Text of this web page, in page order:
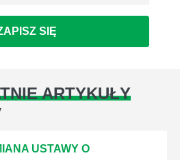
SIĘ
ARTYKUŁY
USTAWY O